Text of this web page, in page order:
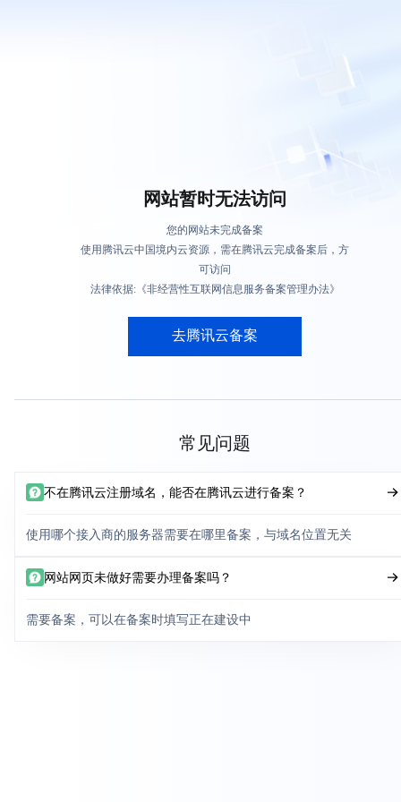
网站暂时无法访问
您的网站未完成备案
使用腾讯云中国境内云资源，需在腾讯云完成备案后，方
可访问
法律依据:《非经营性互联网信息服务备案管理办法》
去腾讯云备案
常见问题
不在腾讯云注册域名，能否在腾讯云进行备案？
使用哪个接入商的服务器需要在哪里备案，与域名位置无关
网站网页未做好需要办理备案吗？
需要备案，可以在备案时填写正在建设中